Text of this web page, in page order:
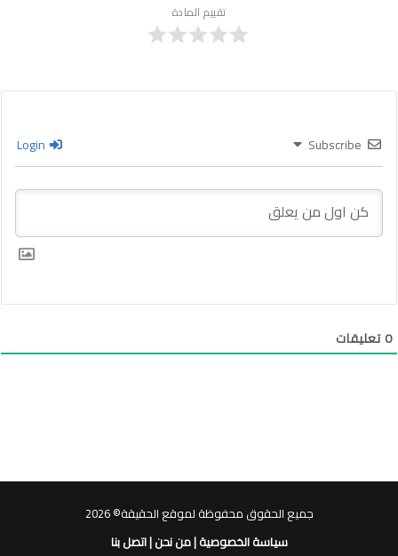
تقييم المادة
Subscribe
0تعليقات
جميع الحقوق محفوظة لموقع الحقيقة© 2026
سياسة الخصوصية|من نحن|اتصل بنا